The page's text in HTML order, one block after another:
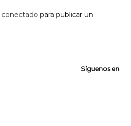
conectado para publicar un
Síguenos en